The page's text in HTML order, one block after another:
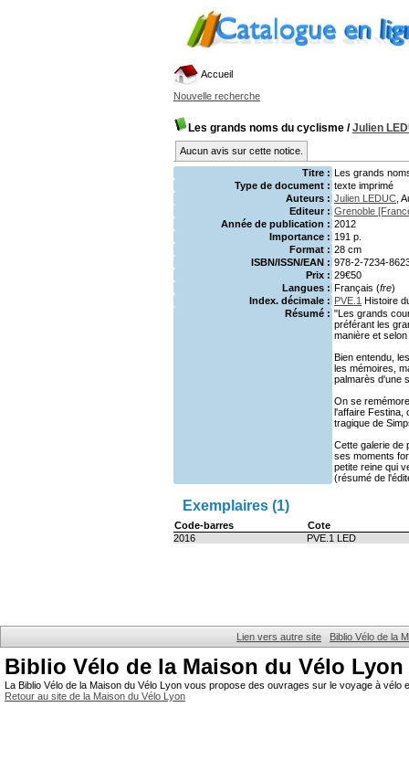
Accueil
Nouvelle recherche
Les grands noms du cyclisme /Julien
Aucun avis sur cette notice.
Titre : Les grands
Type de document : texte imprimé
Auteurs : Julien LEDUC ,
Editeur : Grenoble
Année de publication : 2012
Importance : 191 p.
Format : 28 cm
ISBN/ISSN/EAN : 978-2-7234-
Prix : 29€50
Langues : Français (fre)
Index. décimale : PVE.1 Histoire
Résumé : "Les grands
préférant les
manière et
Bien entendu,
les mémoires,
palmarès d'une
On se
l'affaire Festina,
tragique de
Cette galerie de
ses moments
petite reine qui
(résumé de
Exemplaires (1)
Code-barres
Cote
2016
PVE.1 LED
Lien vers autre site Biblio Vélo de la
Biblio Vélo de la Maison du Vélo Lyon
La Biblio Vélo de la Maison du Vélo Lyon vous propose des ouvrages sur le voyage à
Retour au site de la Maison du Vélo Lyon